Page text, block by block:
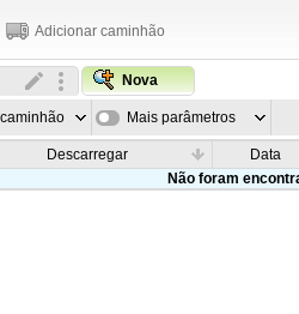
Adicionar caminhão
Nova
Mais parâmetros
Descarregar
Data
Não foram